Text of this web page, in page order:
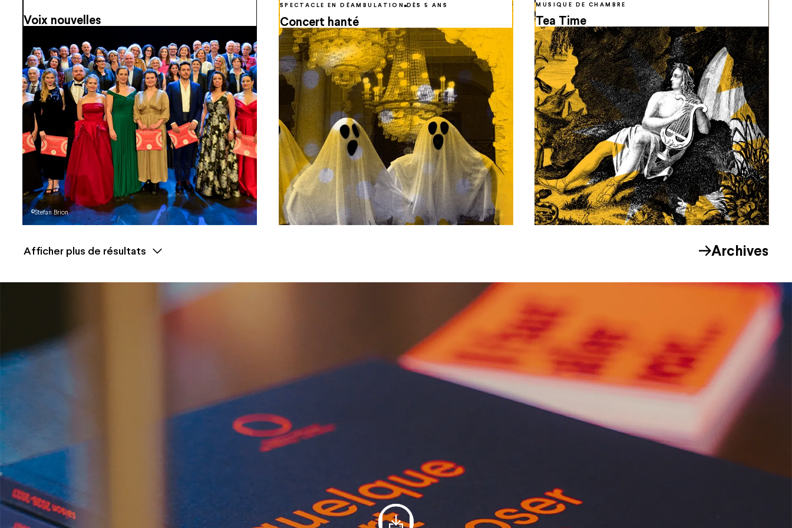
©Stefan Brion
Voix nouvelles Concert hanté
SPECTACLE EN DÉAMBULATION DÈS 5 ANS
Tea Time
MUSIQUE DE CHAMBRE
Afficher plus de résultats Archives